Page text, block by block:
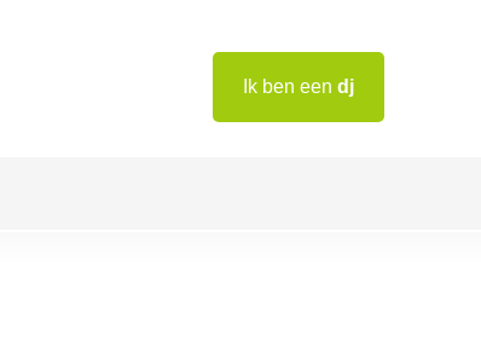
Ik ben een dj